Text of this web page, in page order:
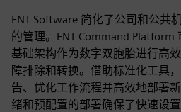
FNT Software 简化了公司和公共
的管理。FNT Command Platform
基础架构作为数字双胞胎进行高
障排除和转换。借助标准化工具
告、优化工作流程并高效地部署
绪和预配置的部署确保了快速设